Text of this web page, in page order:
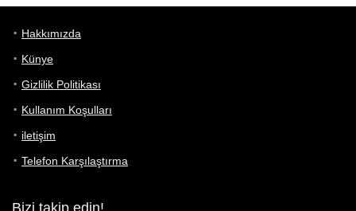
Hakkımızda
Künye
Gizlilik Politikası
Kullanım Koşulları
iletişim
Telefon Karşılaştırma